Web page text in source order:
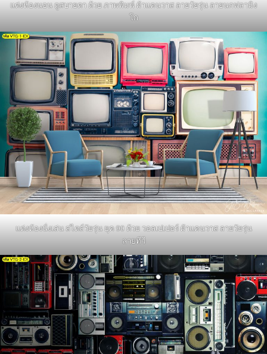
แต่งห้องนอน ดูสบายตา ด้วย ภาพพิมพ์ ผ้าแคนวาส ลายวัยรุ่น ลายนกฟลามิง
โก
แต่งห้องนั่งเล่น สไตล์วัยรุ่น ยุค 90 ด้วย วอลเปเปอร์ ผ้าแคนวาส ลายวัยรุ่น
ลายทีวี